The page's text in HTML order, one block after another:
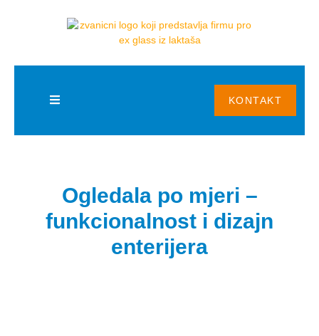
KONTAKT
Ogledala po mjeri –
funkcionalnost i dizajn
enterijera